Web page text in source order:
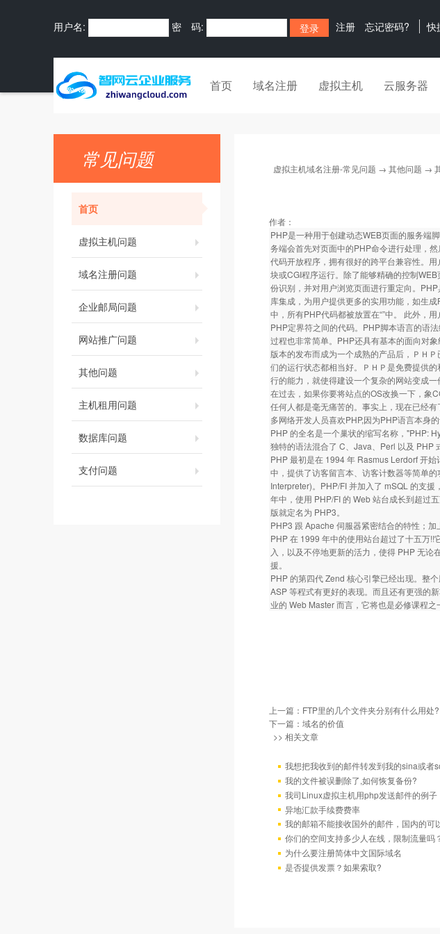
用户名: 密 码: 注册 忘记密码? 快
首页 域名注册 虚拟主机 云服务器
常见问题
首页
虚拟主机问题
域名注册问题
企业邮局问题
网站推广问题
其他问题
主机租用问题
数据库问题
支付问题
虚拟主机域名注册-常见问题 → 其他问题 →
作者：
PHP是一种用于创建动态WEB页面的服务端
务端会首先对页面中的PHP命令进行处理，
代码开放程序，拥有很好的跨平台兼容性。
块或CGI程序运行。除了能够精确的控制
份识别，并对用户浏览页面进行重定向。
库集成，为用户提供更多的实用功能，如生
中，所有PHP代码都被放置在“”中。 此外，
PHP定界符之间的代码。PHP脚本语言的语
过程也非常简单。PHP还具有基本的面向对
版本的发布而成为一个成熟的产品后，ＰＨ
们的运行状态都相当好。ＰＨＰ是免费提供
行的能力，就使得建设一个复杂的网站变成
在过去，如果你要将站点的OS改换一下，象
任何人都是毫无痛苦的。事实上，现在已经
多网络开发人员喜欢PHP,因为PHP语言本身
PHP 的全名是一个巢状的缩写名称，"PHP:
独特的语法混合了 C、Java、Perl 以及 PHP
PHP 最初是在 1994 年 Rasmus Lerdorf 开
中，提供了访客留言本、访客计数器等简单
Interpreter)。PHP/FI 并加入了 mSQL 的支
年中，使用 PHP/FI 的 Web 站台成长到超过
版就定名为 PHP3。
PHP3 跟 Apache 伺服器紧密结合的特性；
PHP 在 1999 年中的使用站台超过了十五万
入，以及不停地更新的活力，使得 PHP 无
援。
PHP 的第四代 Zend 核心引擎已经出现。整
ASP 等程式有更好的表现。而且还有更强的
业的 Web Master 而言，它将也是必修课程之
上一篇： FTP里的几个文件夹分别有什么用处?
下一篇： 域名的价值
>> 相关文章
我想把我收到的邮件转发到我的sina或者
我的文件被误删除了,如何恢复备份?
我司Linux虚拟主机用php发送邮件的例子
异地汇款手续费费率
我的邮箱不能接收国外的邮件，国内的可
你们的空间支持多少人在线，限制流量吗
为什么要注册简体中文国际域名
是否提供发票？如果索取?